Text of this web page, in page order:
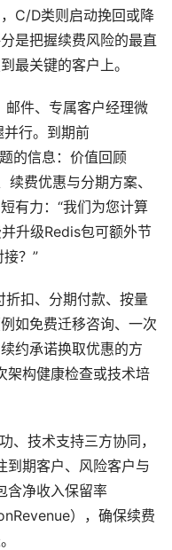
C/D类则启动挽回或降
是把握续费风险的最直
最关键的客户上。
件、专属客户经理微
行。到期前
的信息：价值回顾
续费优惠与分期方案、
有力：“我们为您计算
升级Redis包可额外节
？”
扣、分期付款、按量
如免费迁移咨询、一次
约承诺换取优惠的方
架构健康检查或技术培
技术支持三方协同，
到期客户、风险客户与
含净收入保留率
），确保续费